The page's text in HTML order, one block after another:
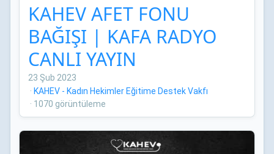
KAHEV AFET FONU
BAĞIŞI | KAFA RADYO
CANLI YAYIN
23 Şub 2023
· KAHEV - Kadın Hekimler Eğitime Destek Vakfı
· 1070 görüntüleme